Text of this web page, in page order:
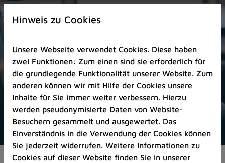
Zur
Startseite
Zum
Seitenanfang
springen
(Schnelltaste
A)
Zur
Navigation/Menü
springen
(Schnelltaste
Hinweis zu Cookies
Unsere Webseite verwendet Cookies. Diese haben
zwei Funktionen: Zum einen sind sie erforderlich für
die grundlegende Funktionalität unserer Website. Zum
anderen können wir mit Hilfe der Cookies unsere
Inhalte für Sie immer weiter verbessern. Hierzu
werden pseudonymisierte Daten von Website-
Besuchern gesammelt und ausgewertet. Das
Einverständnis in die Verwendung der Cookies können
Sie jederzeit widerrufen. Weitere Informationen zu
Cookies auf dieser Website finden Sie in unserer